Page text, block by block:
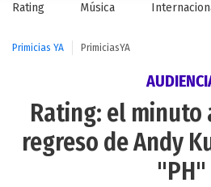
Rating Música
Primicias YA PrimiciasYA
Rating: el minuto
regreso de Andy
"PH"